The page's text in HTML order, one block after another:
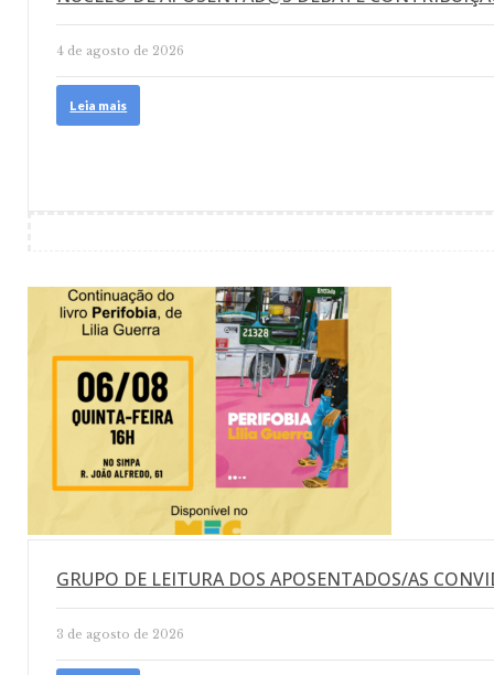
4 de agosto de 2026
Leia mais
GRUPO DE LEITURA DOS APOSENTADOS/AS
3 de agosto de 2026